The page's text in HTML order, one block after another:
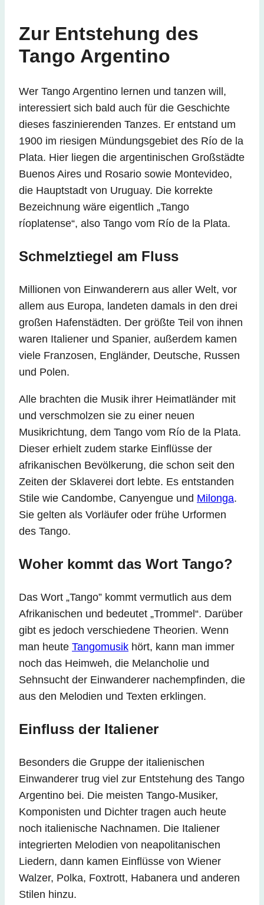
Zur Entstehung des
Tango Argentino
Wer Tango Argentino lernen und tanzen will,
interessiert sich bald auch für die Geschichte
dieses faszinierenden Tanzes. Er entstand um
1900 im riesigen Mündungsgebiet des Río de la
Plata. Hier liegen die argentinischen Großstädte
Buenos Aires und Rosario sowie Montevideo,
die Hauptstadt von Uruguay. Die korrekte
Bezeichnung wäre eigentlich „Tango
ríoplatense“, also Tango vom Río de la Plata.
Schmelztiegel am Fluss
Millionen von Einwanderern aus aller Welt, vor
allem aus Europa, landeten damals in den drei
großen Hafenstädten. Der größte Teil von ihnen
waren Italiener und Spanier, außerdem kamen
viele Franzosen, Engländer, Deutsche, Russen
und Polen.
Alle brachten die Musik ihrer Heimatländer mit
und verschmolzen sie zu einer neuen
Musikrichtung, dem Tango vom Río de la Plata.
Dieser erhielt zudem starke Einflüsse der
afrikanischen Bevölkerung, die schon seit den
Zeiten der Sklaverei dort lebte. Es entstanden
Stile wie Candombe, Canyengue und Milonga.
Sie gelten als Vorläufer oder frühe Urformen
des Tango.
Woher kommt das Wort Tango?
Das Wort „Tango” kommt vermutlich aus dem
Afrikanischen und bedeutet „Trommel“. Darüber
gibt es jedoch verschiedene Theorien. Wenn
man heute Tangomusik hört, kann man immer
noch das Heimweh, die Melancholie und
Sehnsucht der Einwanderer nachempfinden, die
aus den Melodien und Texten erklingen.
Einfluss der Italiener
Besonders die Gruppe der italienischen
Einwanderer trug viel zur Entstehung des Tango
Argentino bei. Die meisten Tango-Musiker,
Komponisten und Dichter tragen auch heute
noch italienische Nachnamen. Die Italiener
integrierten Melodien von neapolitanischen
Liedern, dann kamen Einflüsse von Wiener
Walzer, Polka, Foxtrott, Habanera und anderen
Stilen hinzu.